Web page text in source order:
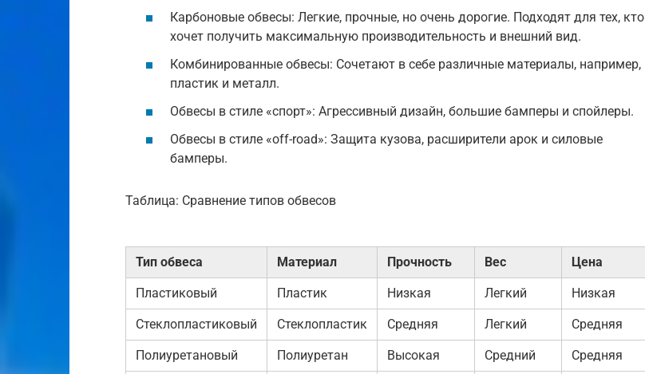
Карбоновые обвесы: Легкие, прочные, но очень дорогие. Подходят для тех, кто
хочет получить максимальную производительность и внешний вид.
Комбинированные обвесы: Сочетают в себе различные материалы, например,
пластик и металл.
Обвесы в стиле «спорт»: Агрессивный дизайн, большие бамперы и спойлеры.
Обвесы в стиле «off-road»: Защита кузова, расширители арок и силовые
бамперы.
Таблица: Сравнение типов обвесов
Тип обвеса Материал Прочность Вес Цена
Пластиковый Пластик Низкая Легкий Низкая
Стеклопластиковый Стеклопластик Средняя Легкий Средняя
Полиуретановый Полиуретан Высокая Средний Средняя